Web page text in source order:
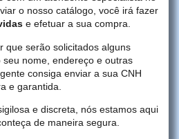
o nosso catálogo, você irá fazer
e efetuar a sua compra.
que serão solicitados alguns
nome, endereço e outras
consiga enviar a sua CNH
e garantida.
e discreta, nós estamos aqui
de maneira segura.